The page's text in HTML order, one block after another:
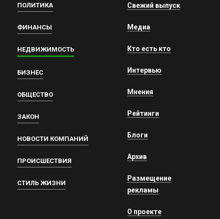
ПОЛИТИКА
ФИНАНСЫ
НЕДВИЖИМОСТЬ
БИЗНЕС
ОБЩЕСТВО
ЗАКОН
НОВОСТИ КОМПАНИЙ
ПРОИСШЕСТВИЯ
СТИЛЬ ЖИЗНИ
Свежий выпуск
Медиа
Кто есть кто
Интервью
Мнения
Рейтинги
Блоги
Архив
Размещение
рекламы
О проекте